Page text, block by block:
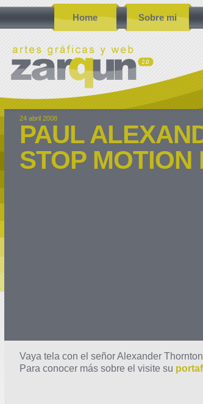
Home Sobre mi
24 abril 2008
PAUL
STOP MOTION
Vaya tela con el señor Alexander
Para conocer más sobre el visite su